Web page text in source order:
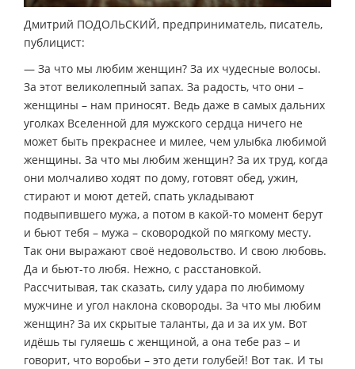
Дмитрий ПОДОЛЬСКИЙ, предприниматель, писатель,
публицист:
— За что мы любим женщин? За их чудесные волосы.
За этот великолепный запах. За радость, что они –
женщины – нам приносят. Ведь даже в самых дальних
уголках Вселенной для мужского сердца ничего не
может быть прекраснее и милее, чем улыбка любимой
женщины. За что мы любим женщин? За их труд, когда
они молчаливо ходят по дому, готовят обед, ужин,
стирают и моют детей, спать укладывают
подвыпившего мужа, а потом в какой-то момент берут
и бьют тебя – мужа – сковородкой по мягкому месту.
Так они выражают своё недовольство. И свою любовь.
Да и бьют-то любя. Нежно, с расстановкой.
Рассчитывая, так сказать, силу удара по любимому
мужчине и угол наклона сковороды. За что мы любим
женщин? За их скрытые таланты, да и за их ум. Вот
идёшь ты гуляешь с женщиной, а она тебе раз – и
говорит, что воробьи – это дети голубей! Вот так. И ты